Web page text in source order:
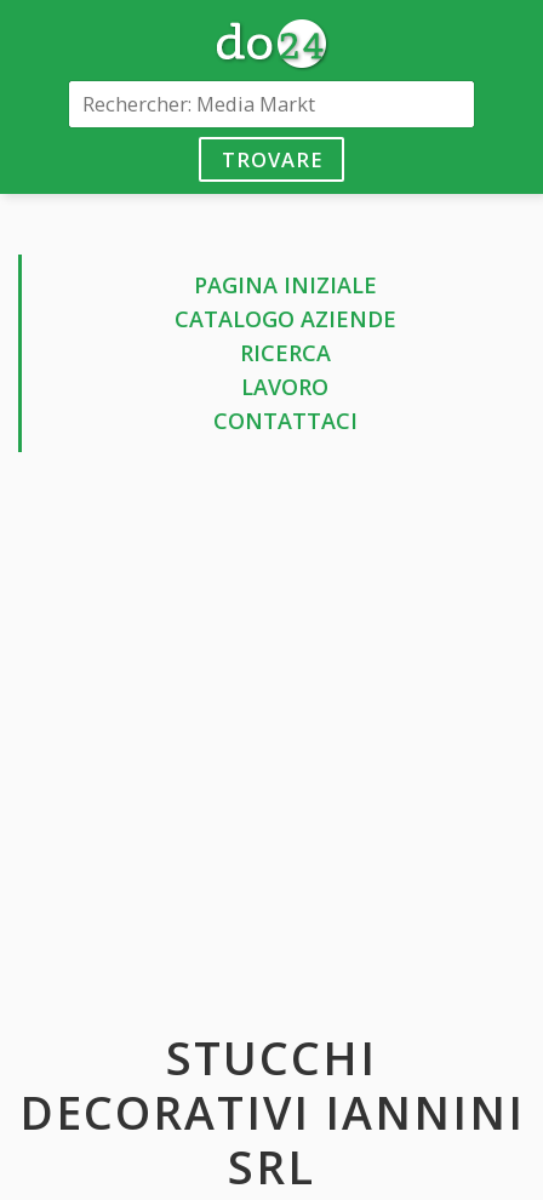
TROVARE
PAGINA INIZIALE
CATALOGO AZIENDE
RICERCA
LAVORO
CONTATTACI
STUCCHI
DECORATIVI IANNINI
SRL